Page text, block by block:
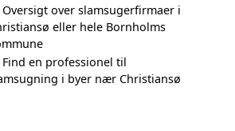
Oversigt over slamsugerfirmaer i
eller hele Bornholms
Find en professionel til
i byer nær Christiansø